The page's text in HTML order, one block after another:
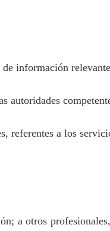
información
referentes a los
a otros